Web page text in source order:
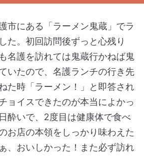
市にある「ラーメン鬼蔵」でラ
た。初回訪問後ずっと心残り
名護を訪れては鬼蔵行かねば鬼
いたので、名護ランチの行き先
た時「ラーメン！」と即答され
ョイスできたのが本当によかっ
酔いで、2度目は健康体で食べ
お店の本領をしっかり味わえた
、おいしかった！また必ず訪れ